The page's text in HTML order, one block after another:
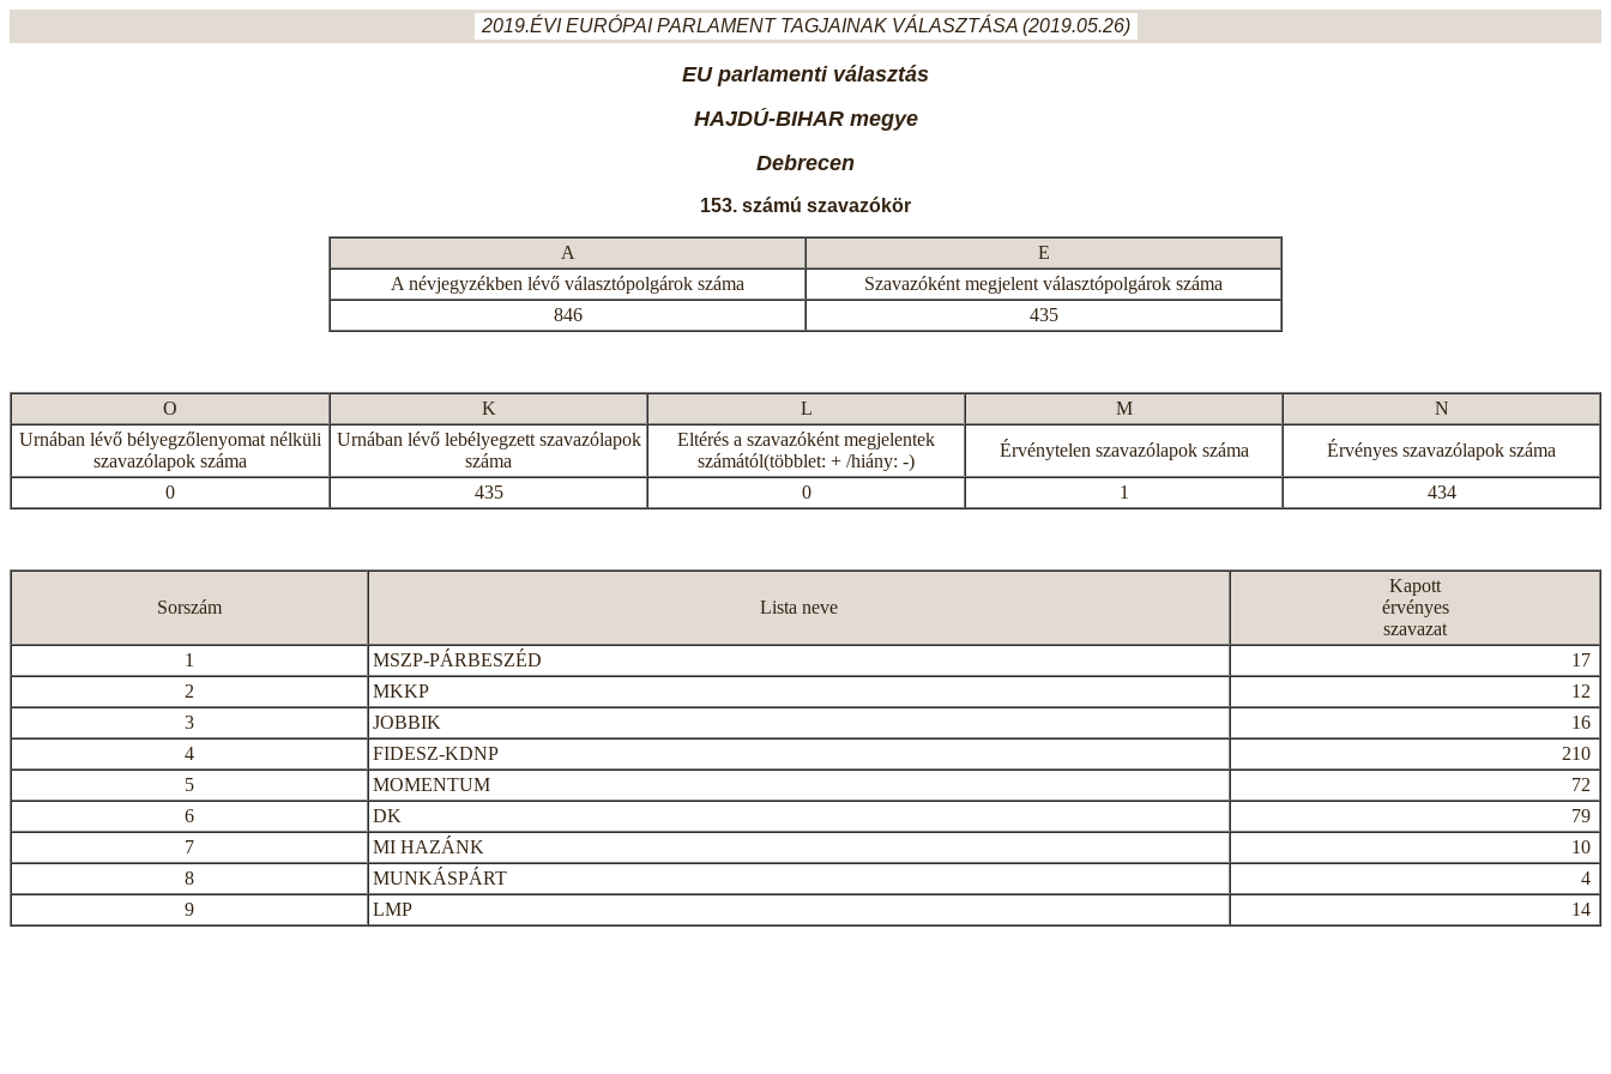
2019.ÉVI EURÓPAI PARLAMENT TAGJAINAK VÁLASZTÁSA (2019.05.26)
EU parlamenti választás
HAJDÚ-BIHAR megye
Debrecen
153. számú szavazókör
A
E
A névjegyzékben lévő választópolgárok száma
Szavazóként megjelent választópolgárok száma
846
435
O K L M
N
Urnában lévő bélyegzőlenyomat nélküli
szavazólapok száma
Urnában lévő lebélyegzett szavazólapok
száma
Eltérés a szavazóként megjelentek
számától(többlet: + /hiány: -)
Érvénytelen szavazólapok száma Érvényes szavazólapok száma
0 435 0 1 434
Sorszám Lista neve
Kapott
érvényes
szavazat
1
MSZP-PÁRBESZÉD
17
2
MKKP
12
3
JOBBIK
16
4
FIDESZ-KDNP
210
5
MOMENTUM
72
6
DK
79
7
MI HAZÁNK
10
8
MUNKÁSPÁRT
4
9
LMP 14